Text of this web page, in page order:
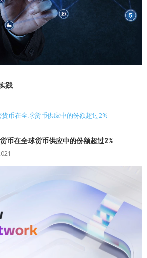
践
币在全球货币供应中的份额超过2%